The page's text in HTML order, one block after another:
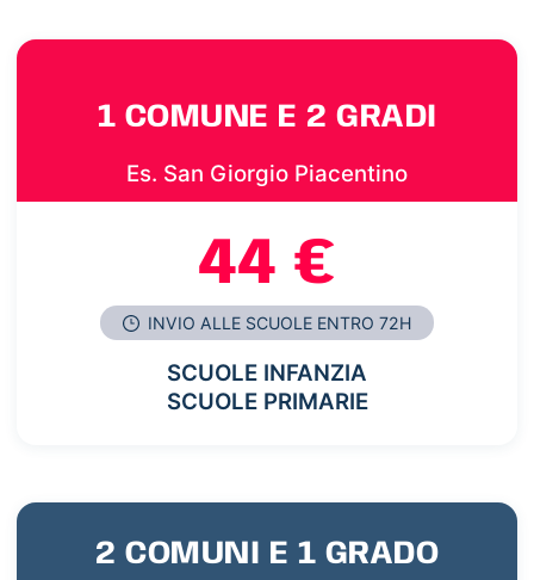
1 COMUNE E 2 GRADI
Es. San Giorgio Piacentino
44 €
INVIO ALLE SCUOLE ENTRO 72H
SCUOLE INFANZIA
SCUOLE PRIMARIE
2 COMUNI E 1 GRADO